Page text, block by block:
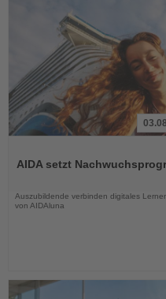
dieAIDA setzt
Auszubildende verbinden digitales
von AIDAluna